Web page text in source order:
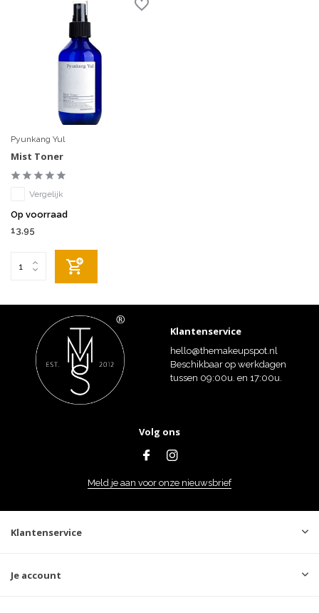
Pyunkang Yul
Mist Toner
Vergelijk
Op voorraad
13,95
Klantenservice
hello@themakeupspot.nl
Beschikbaar op werkdagen
tussen 09:00u. en 17:00u.
Volg ons
Meld je aan voor onze nieuwsbrief
Klantenservice
Je account